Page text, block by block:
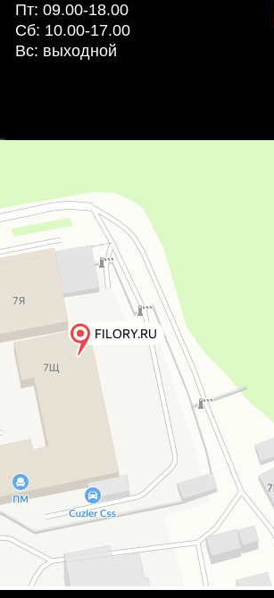
Пт: 09.00-18.00
Сб: 10.00-17.00
Вс: выходной